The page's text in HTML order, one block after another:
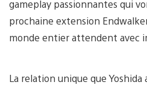
gameplay passionnantes qui
prochaine extension
monde entier attendent avec
La relation unique que Yoshida